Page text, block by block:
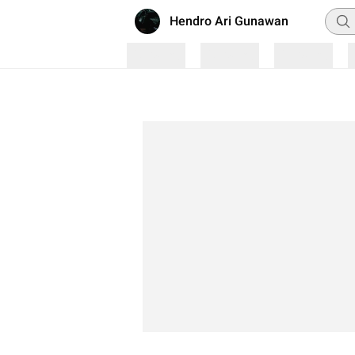
Hendro Ari Gunawan